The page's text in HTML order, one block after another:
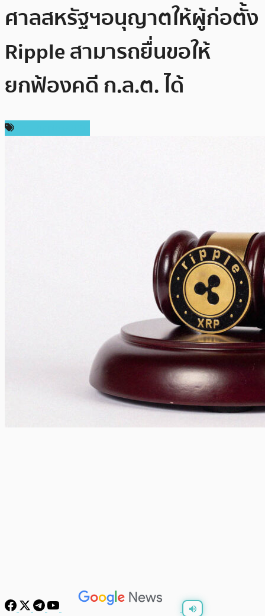
ศาลสหรัฐฯอนุญาตให้ผู้ก่อตั้ง
Ripple สามารถยื่นขอให้
ยกฟ้องคดี ก.ล.ต. ได้